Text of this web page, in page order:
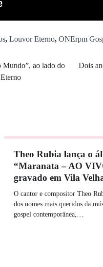
, Louvor Eterno, ONErpm
Mundo”, ao lado do
Dois
Theo Rubia lança o
“Maranata – AO
gravado em Vila
O cantor e compositor Theo
dos nomes mais queridos da
gospel contemporânea,…